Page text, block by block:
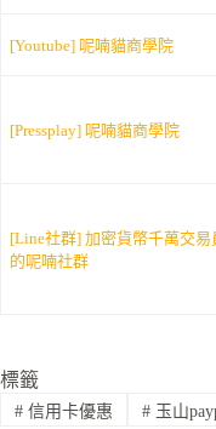
[Youtube] 呢喃貓商學院
[Pressplay] 呢喃貓商學院
[Line社群] 加密貨幣千萬交易
的呢喃社群
標籤
#信用卡優惠 #玉山